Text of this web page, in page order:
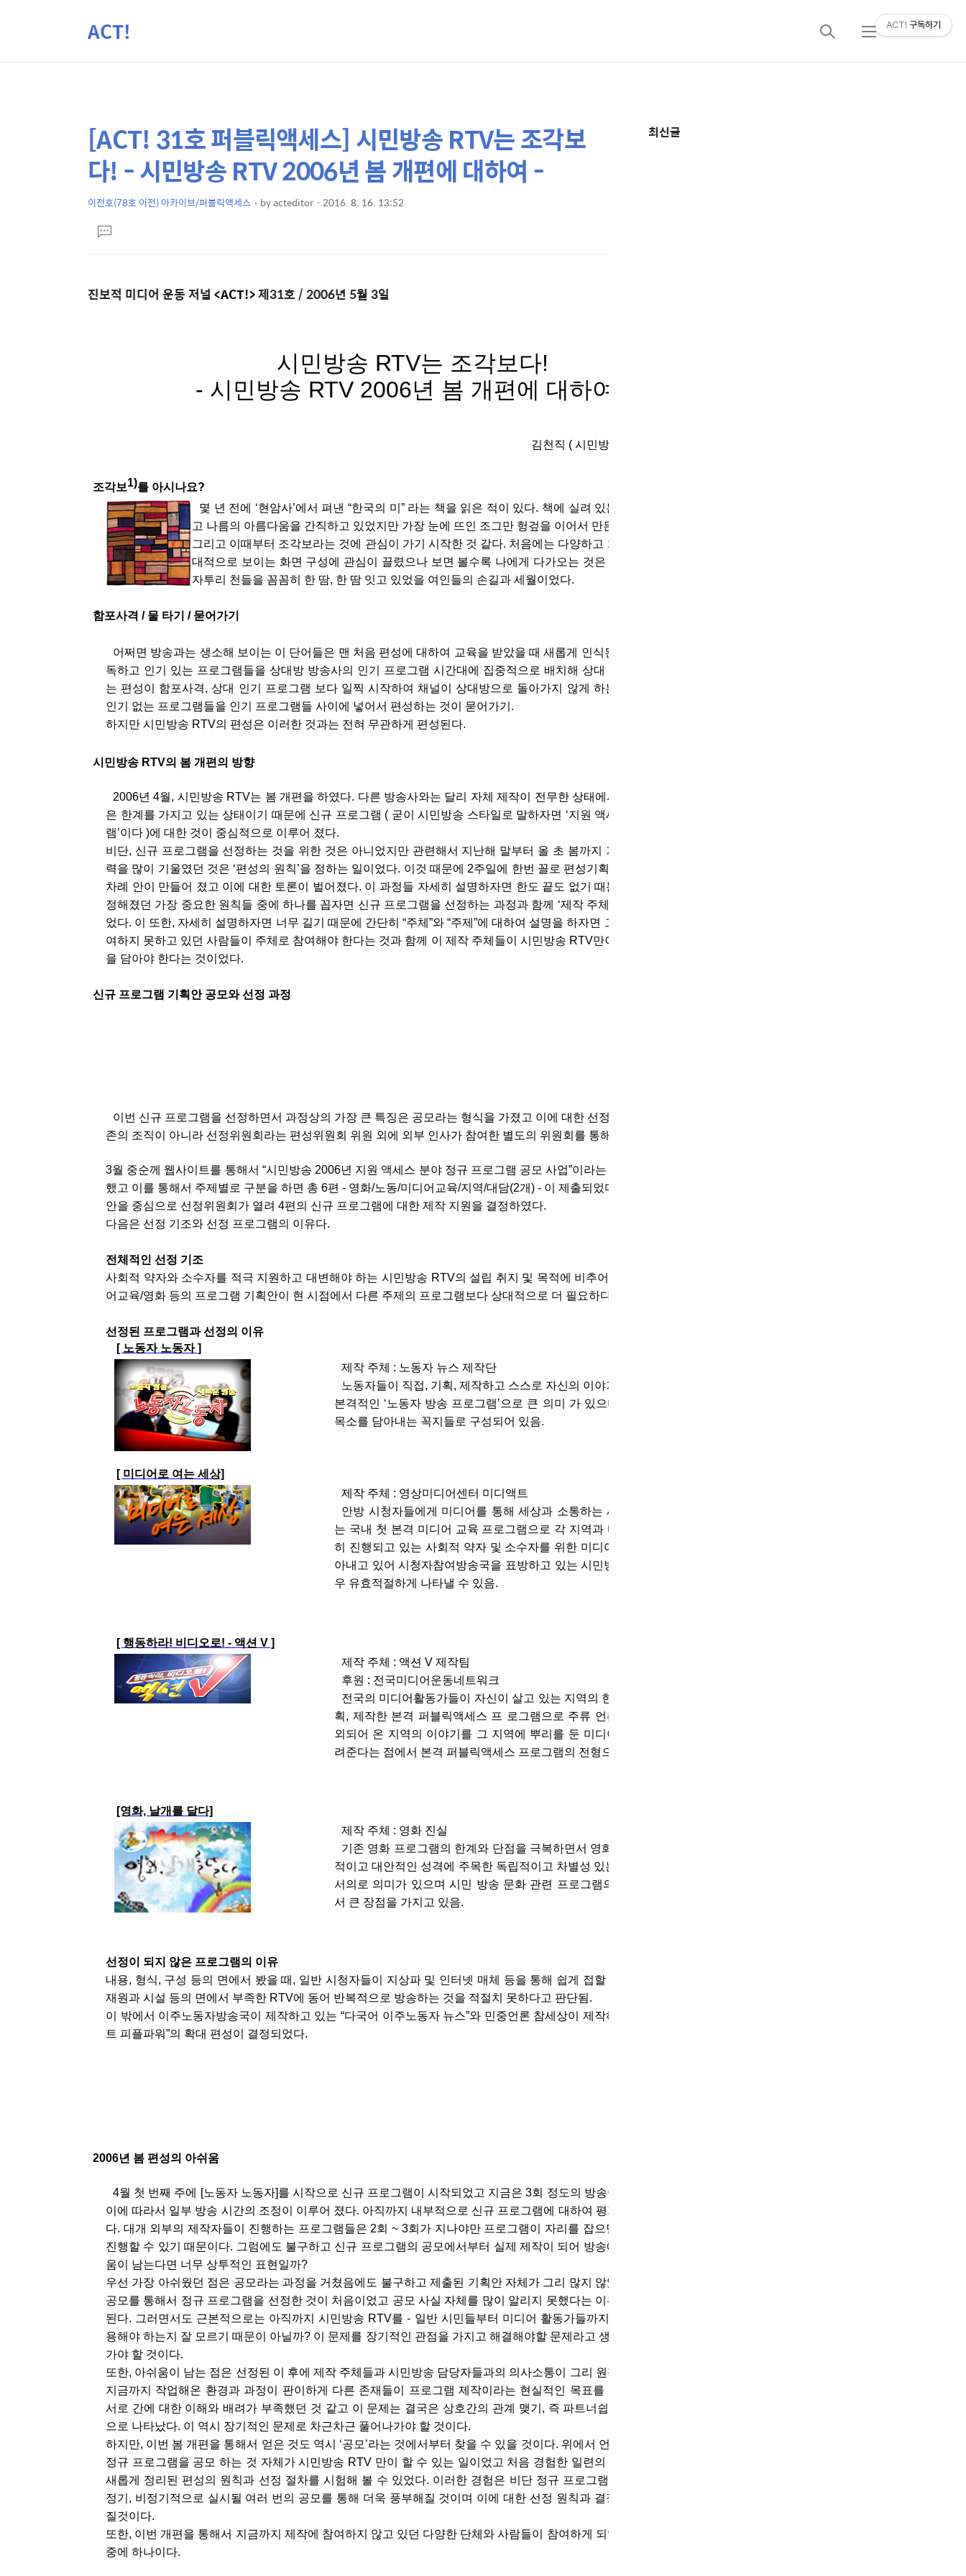
ACT!
검
메
상
세
컨
텐
본
문
제
[ACT! 31호 퍼블릭액세스] 시민방송 RTV는 조각보
다! - 시민방송 RTV 2006년 봄 개편에 대하여 -
이전호(78호 이전) 아카이브/퍼블릭액세스 byacteditor 2016. 8. 16. 13:52
문댓
글
진보적 미디어 운동 저널<ACT!>제31호 / 2006년 5월 3일
시민방송 RTV는 조각보다!
- 시민방송 RTV 2006년 봄 개편에 대하여 -
김천직 ( 시민방송 RTV 편성국 편성팀장)
조각보1)를 아시나요?
몇 년 전에 ‘현암사’에서 펴낸 “한국의 미” 라는 책을 읽은 적이 있다. 책에 실려 있는 모든 것들이 의미있
고 나름의 아름다움을 간직하고 있었지만 가장 눈에 뜨인 조그만 헝겊을 이어서 만든 보자기. 조각보
그리고 이때부터 조각보라는 것에 관심이 가기 시작한 것 같다. 처음에는 다양하고 화려한 천들의 색과 현
대적으로 보이는 화면 구성에 관심이 끌렸으나 보면 볼수록 나에게 다가오는 것은 저마다의 사연을 가진
자투리 천들을 꼼꼼히 한 땀, 한 땀 잇고 있었을 여인들의 손길과 세월이었다.
함포사격 / 물 타기 / 묻어가기
어쩌면 방송과는 생소해 보이는 이 단어들은 맨 처음 편성에 대하여 교육을 받았을 때 새롭게 인식된 단어들이다. 이른바,
독하고 인기 있는 프로그램들을 상대방 방송사의 인기 프로그램 시간대에 집중적으로 배치해 상대 프로그램을 죽여 버리
는 편성이 함포사격, 상대 인기 프로그램 보다 일찍 시작하여 채널이 상대방으로 돌아가지 않게 하는 것이 물타기 그리고
인기 없는 프로그램들을 인기 프로그램들 사이에 넣어서 편성하는 것이 묻어가기.
하지만 시민방송 RTV의 편성은 이러한 것과는 전혀 무관하게 편성된다.
시민방송 RTV의 봄 개편의 방향
2006년 4월, 시민방송 RTV는 봄 개편을 하였다. 다른 방송사와는 달리 자체 제작이 전무한 상태에서 개편이라는 것은 많
은 한계를 가지고 있는 상태이기 때문에 신규 프로그램 ( 굳이 시민방송 스타일로 말하자면 ‘지원 액세스 분야 정규 프로그
램’이다 )에 대한 것이 중심적으로 이루어 졌다.
비단, 신규 프로그램을 선정하는 것을 위한 것은 아니었지만 관련해서 지난해 말부터 올 초 봄까지 가장 고민이 되었고 노
력을 많이 기울였던 것은 ‘편성의 원칙’을 정하는 일이었다. 이것 때문에 2주일에 한번 꼴로 편성기획위원회가 열렸고 여러
차례 안이 만들어 졌고 이에 대한 토론이 벌어졌다. 이 과정들 자세히 설명하자면 한도 끝도 없기 때문고 이 자리를 통해서
정해졌던 가장 중요한 원칙들 중에 하나를 꼽자면 신규 프로그램을 선정하는 과정과 함께 ‘제작 주체’와 ‘주제’에 관한 것이
었다. 이 또한, 자세히 설명하자면 너무 길기 때문에 간단히 “주체”와 “주제”에 대하여 설명을 하자면 그 동안 직접 제작에 참
여하지 못하고 있던 사람들이 주체로 참여해야 한다는 것과 함께 이 제작 주체들이 시민방송 RTV만이 방송할 수 있는 내용
을 담아야 한다는 것이었다.
신규 프로그램 기획안 공모와 선정 과정
이번 신규 프로그램을 선정하면서 과정상의 가장 큰 특징은 공모라는 형식을 가졌고 이에 대한 선정도 편성위원회라는 기
존의 조직이 아니라 선정위원회라는 편성위원회 위원 외에 외부 인사가 참여한 별도의 위원회를 통해 결정했다는 것이다.
3월 중순께 웹사이트를 통해서 “시민방송 2006년 지원 액세스 분야 정규 프로그램 공모 사업”이라는 제목을 통해서 공지를
했고 이를 통해서 주제별로 구분을 하면 총 6편 - 영화/노동/미디어교육/지역/대담(2개) - 이 제출되었다. 그리고 제출된 기획
안을 중심으로 선정위원회가 열려 4편의 신규 프로그램에 대한 제작 지원을 결정하였다.
다음은 선정 기조와 선정 프로그램의 이유다.
전체적인 선정 기조
사회적 약자와 소수자를 적극 지원하고 대변해야 하는 시민방송 RTV의 설립 취지 및 목적에 비추어 볼 때, 지역/노동/미디
어교육/영화 등의 프로그램 기획안이 현 시점에서 다른 주제의 프로그램보다 상대적으로 더 필요하다는 의견이 모아졌다.
선정된 프로그램과 선정의 이유
[ 노동자 노동자 ]
제작 주체 : 노동자 뉴스 제작단
노동자들이 직접, 기획, 제작하고 스스로 자신의 이야기를 담 아내고자 하는
본격적인 ‘노동자 방송 프로그램’으로 큰 의미 가 있으며 노동자들의 생생한
목소를 담아내는 꼭지들로 구성되어 있음.
[ 미디어로 여는 세상]
제작 주체 : 영상미디어센터 미디액트
안방 시청자들에게 미디어를 통해 세상과 소통하는 새로운 방식을 전해주
는 국내 첫 본격 미디어 교육 프로그램으로 각 지역과 다양한 영역에서 활발
히 진행되고 있는 사회적 약자 및 소수자를 위한 미디어교육의 참 모습을 담
아내고 있어 시청자참여방송국을 표방하고 있는 시민방송 RTV의 특성을 매
우 유효적절하게 나타낼 수 있음.
[ 행동하라! 비디오로! - 액션 V ]
제작 주체 : 액션 V 제작팀
후원 : 전국미디어운동네트워크
전국의 미디어활동가들이 자신이 살고 있는 지역의 현 안을 주제로 직접 기
획, 제작한 본격 퍼블릭액세스 프 로그램으로 주류 언론에서 배제되거나 소
외되어 온 지역의 이야기를 그 지역에 뿌리를 둔 미디어활동가들이 직접 들
려준다는 점에서 본격 퍼블릭액세스 프로그램의 전형으로 판단됨.
[영화, 날개를 달다]
제작 주체 : 영화 진실
기존 영화 프로그램의 한계와 단점을 극복하면서 영화가 가 지고 있는 비판
적이고 대안적인 성격에 주목한 독립적이고 차별성 있는 영화 소개 프로그램
서의로 의미가 있으며 시민 방송 문화 관련 프로그램의 다양성 확보 측면에
서 큰 장점을 가지고 있음.
선정이 되지 않은 프로그램의 이유
내용, 형식, 구성 등의 면에서 봤을 때, 일반 시청자들이 지상파 및 인터넷 매체 등을 통해 쉽게 접할 수 있는 프로그램으로
재원과 시설 등의 면에서 부족한 RTV에 동어 반복적으로 방송하는 것을 적절치 못하다고 판단됨.
이 밖에서 이주노동자방송국이 제작하고 있는 “다국어 이주노동자 뉴스”와 민중언론 참세상이 제작하고 있는 “시사프로젝
트 피플파워”의 확대 편성이 결정되었다.
2006년 봄 편성의 아쉬움
4월 첫 번째 주에 [노동자 노동자]를 시작으로 신규 프로그램이 시작되었고 지금은 3회 정도의 방송이 진행되었다. 그리고
이에 따라서 일부 방송 시간의 조정이 이루어 졌다. 아직까지 내부적으로 신규 프로그램에 대하여 평가는 진행하지 않고 있
다. 대개 외부의 제작자들이 진행하는 프로그램들은 2회 ~ 3회가 지나야만 프로그램이 자리를 잡으면서 제대로 된 평가를
진행할 수 있기 때문이다. 그럼에도 불구하고 신규 프로그램의 공모에서부터 실제 제작이 되어 방송에 들어가기 까지 아쉬
움이 남는다면 너무 상투적인 표현일까?
우선 가장 아쉬웠던 점은 공모라는 과정을 거쳤음에도 불구하고 제출된 기획안 자체가 그리 많지 않았다는 점이었다. 물론
공모를 통해서 정규 프로그램을 선정한 것이 처음이었고 공모 사실 자체를 많이 알리지 못했다는 이유가 가장 크다고 생각
된다. 그러면서도 근본적으로는 아직까지 시민방송 RTV를 - 일반 시민들부터 미디어 활동가들까지 - 어떻게 활용하고 이
용해야 하는지 잘 모르기 때문이 아닐까? 이 문제를 장기적인 관점을 가지고 해결해야할 문제라고 생각하며 하나씩 풀어나
가야 할 것이다.
또한, 아쉬움이 남는 점은 선정된 이 후에 제작 주체들과 시민방송 담당자들과의 의사소통이 그리 원활치 않았다는 것이다.
지금까지 작업해온 환경과 과정이 판이하게 다른 존재들이 프로그램 제작이라는 현실적인 목표를 위해서 만났기 때문에
서로 간에 대한 이해와 배려가 부족했던 것 같고 이 문제는 결국은 상호간의 관계 맺기, 즉 파트너쉽을 형성하는데 어려움
으로 나타났다. 이 역시 장기적인 문제로 차근차근 풀어나가야 할 것이다.
하지만, 이번 봄 개편을 통해서 얻은 것도 역시 ‘공모’라는 것에서부터 찾을 수 있을 것이다. 위에서 언급한 것과 마찬가지로
정규 프로그램을 공모 하는 것 자체가 시민방송 RTV 만이 할 수 있는 일이었고 처음 경험한 일련의 선정 과정을 거치면서
새롭게 정리된 편성의 원칙과 선정 절차를 시험해 볼 수 있었다. 이러한 경험은 비단 정규 프로그램뿐만이 아니라 앞으로
정기, 비정기적으로 실시될 여러 번의 공모를 통해 더욱 풍부해질 것이며 이에 대한 선정 원칙과 결정 과정도 더욱 정교해
질것이다.
또한, 이번 개편을 통해서 지금까지 제작에 참여하지 않고 있던 다양한 단체와 사람들이 참여하게 되었다는 것도 큰 수확들
중에 하나이다.
추
최신글
ACT! 구독하기